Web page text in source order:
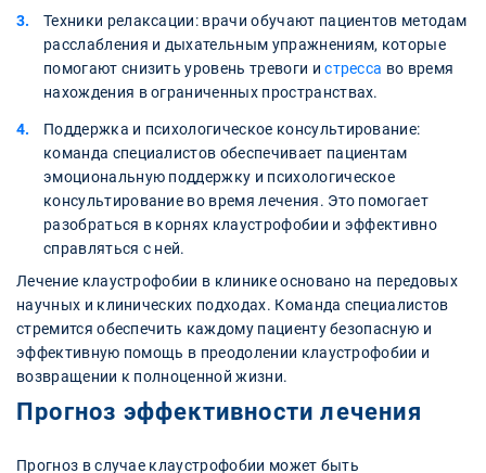
Техники релаксации: врачи обучают пациентов методам
расслабления и дыхательным упражнениям, которые
помогают снизить уровень тревоги истресса во время
нахождения в ограниченных пространствах.
Поддержка и психологическое консультирование:
команда специалистов обеспечивает пациентам
эмоциональную поддержку и психологическое
консультирование во время лечения. Это помогает
разобраться в корнях клаустрофобии и эффективно
справляться с ней.
Лечение клаустрофобии в клинике основано на передовых
научных и клинических подходах. Команда специалистов
стремится обеспечить каждому пациенту безопасную и
эффективную помощь в преодолении клаустрофобии и
возвращении к полноценной жизни.
Прогноз эффективности лечения
Прогноз в случае клаустрофобии может быть